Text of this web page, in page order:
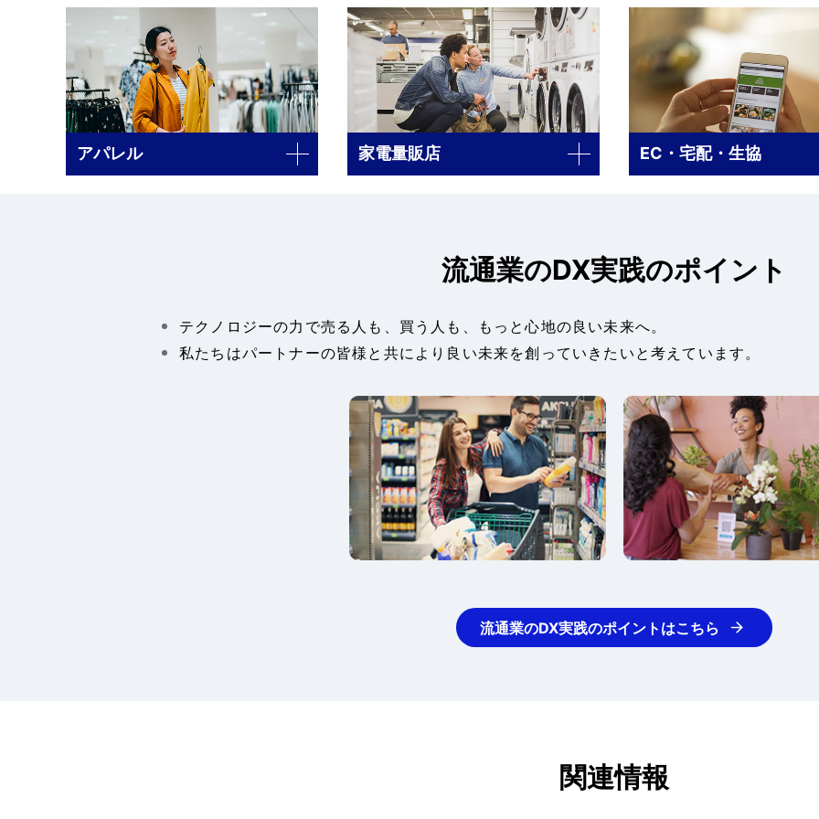
アパレル 家電量販店 EC・宅配・生協
流通業のDX実践のポイント
テクノロジーの力で売る人も、買う人も、もっと心地の良い未来へ。
私たちはパートナーの皆様と共により良い未来を創っていきたいと考えています。
流通業のDX実践のポイントはこちら
関連情報